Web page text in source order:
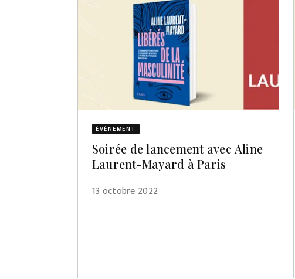
ÉVÈNEMENT
Soirée de lancement avec Aline
Laurent-Mayard à Paris
13 octobre 2022